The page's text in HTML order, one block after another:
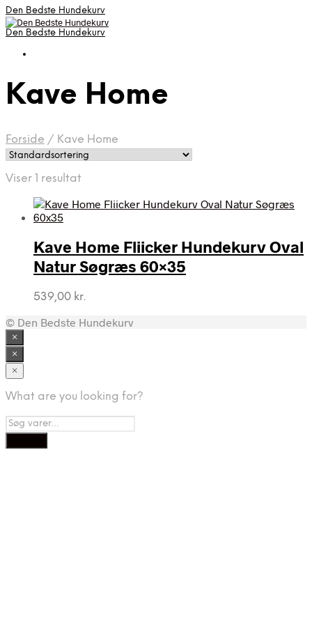
Den Bedste Hundekurv
Den Bedste Hundekurv
Kave Home
Forside / Kave Home
Viser 1 resultat
Kave Home Fliicker Hundekurv Oval
Natur Søgræs 60×35
539,00 kr.
© Den Bedste Hundekurv
×
×
×
What are you looking for?